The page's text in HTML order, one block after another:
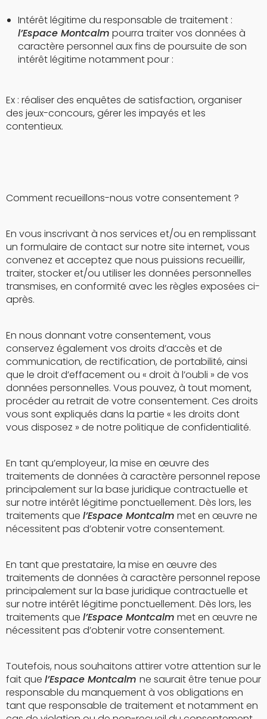
Intérêt légitime du responsable de traitement :
l’Espace Montcalm pourra traiter vos données à
caractère personnel aux fins de poursuite de son
intérêt légitime notamment pour :
Ex : réaliser des enquêtes de satisfaction, organiser
des jeux-concours, gérer les impayés et les
contentieux.
Comment recueillons-nous votre consentement ?
En vous inscrivant à nos services et/ou en remplissant
un formulaire de contact sur notre site internet, vous
convenez et acceptez que nous puissions recueillir,
traiter, stocker et/ou utiliser les données personnelles
transmises, en conformité avec les règles exposées ci-
après.
En nous donnant votre consentement, vous
conservez également vos droits d’accès et de
communication, de rectification, de portabilité, ainsi
que le droit d’effacement ou « droit à l’oubli » de vos
données personnelles. Vous pouvez, à tout moment,
procéder au retrait de votre consentement. Ces droits
vous sont expliqués dans la partie « les droits dont
vous disposez » de notre politique de confidentialité.
En tant qu’employeur, la mise en œuvre des
traitements de données à caractère personnel repose
principalement sur la base juridique contractuelle et
sur notre intérêt légitime ponctuellement. Dès lors, les
traitements que l’Espace Montcalm met en œuvre ne
nécessitent pas d’obtenir votre consentement.
En tant que prestataire, la mise en œuvre des
traitements de données à caractère personnel repose
principalement sur la base juridique contractuelle et
sur notre intérêt légitime ponctuellement. Dès lors, les
traitements que l’Espace Montcalm met en œuvre ne
nécessitent pas d’obtenir votre consentement.
Toutefois, nous souhaitons attirer votre attention sur le
fait que l’Espace Montcalm ne saurait être tenue pour
responsable du manquement à vos obligations en
tant que responsable de traitement et notamment en